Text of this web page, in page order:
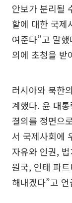
안보가 분리될
할에 대한 국제
여준다”고 말
의에 초청을 받
러시아와 북한
계했다. 윤 대
결의를 정면으
서 국제사회에
자유와 인권,
원국, 인태 파
해내겠다”고